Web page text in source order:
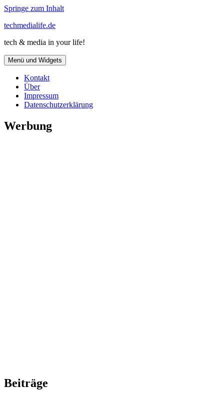
Springe zum Inhalt
techmedialife.de
tech & media in your life!
Menü und Widgets
Kontakt
Über
Impressum
Datenschutzerklärung
Werbung
Beiträge